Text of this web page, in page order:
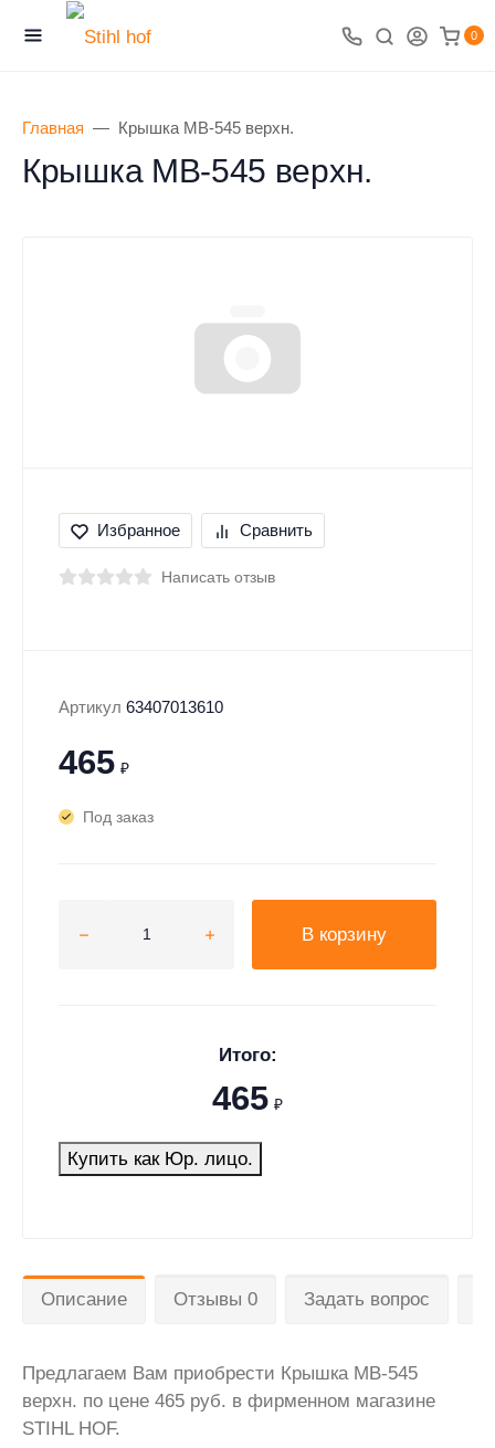
0
Главная Крышка MB-545 верхн.
Крышка MB-545 верхн.
Избранное Сравнить
Написать отзыв
Артикул 63407013610
465 ₽
Под заказ
В корзину
Итого:
465 ₽
Купить как Юр. лицо.
Описание Отзывы 0 Задать вопрос
Предлагаем Вам приобрести Крышка MB-545
верхн. по цене 465 руб. в фирменном магазине
STIHL HOF.